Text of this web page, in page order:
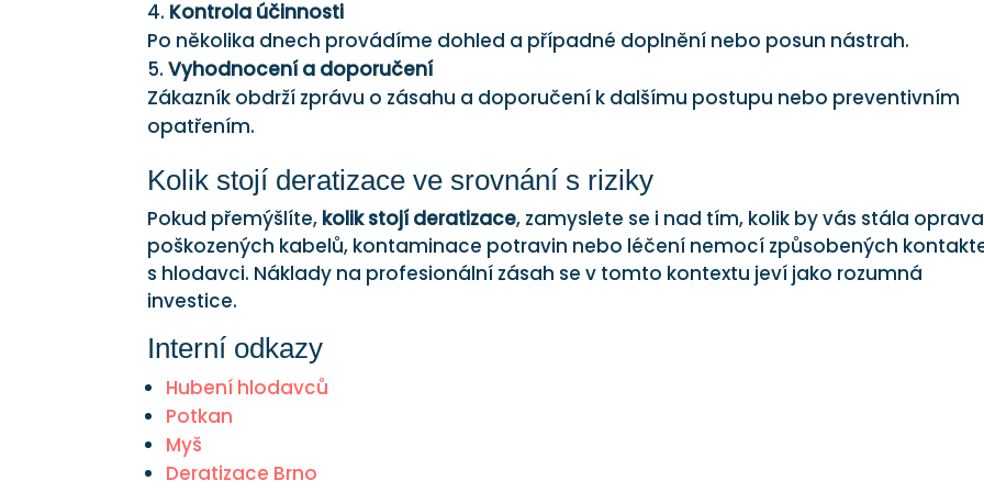
Kontrola účinnosti
Po několika dnech provádíme dohled a případné doplnění nebo posun nástrah.
Vyhodnocení a doporučení
Zákazník obdrží zprávu o zásahu a doporučení k dalšímu postupu nebo preventivním
opatřením.
Kolik stojí deratizace ve srovnání s riziky
Pokud přemýšlíte, kolik stojí deratizace, zamyslete se i nad tím, kolik by vás stála oprava
poškozených kabelů, kontaminace potravin nebo léčení nemocí způsobených
s hlodavci. Náklady na profesionální zásah se v tomto kontextu jeví jako rozumná
investice.
Interní odkazy
Hubení hlodavců
Potkan
Myš
Deratizace Brno